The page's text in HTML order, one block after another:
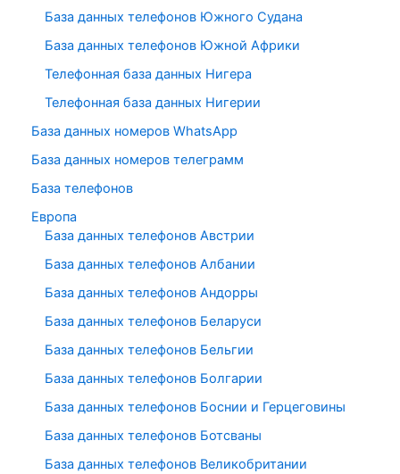
База данных телефонов Южного Судана
База данных телефонов Южной Африки
Телефонная база данных Нигера
Телефонная база данных Нигерии
База данных номеров WhatsApp
База данных номеров телеграмм
База телефонов
Европа
База данных телефонов Австрии
База данных телефонов Албании
База данных телефонов Андорры
База данных телефонов Беларуси
База данных телефонов Бельгии
База данных телефонов Болгарии
База данных телефонов Боснии и Герцеговины
База данных телефонов Ботсваны
База данных телефонов Великобритании